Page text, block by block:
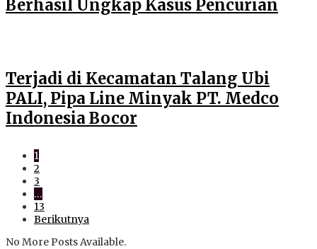
Berhasil Ungkap Kasus Pencurian
Terjadi di Kecamatan Talang Ubi
PALI, Pipa Line Minyak PT. Medco
Indonesia Bocor
1
2
3
…
13
Berikutnya
No More Posts Available.